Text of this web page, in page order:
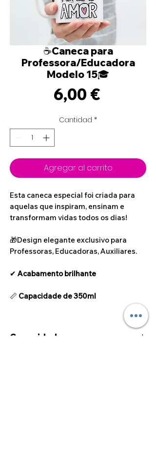
☕Caneca para
Professora/Educadora
Modelo 15🎓
6,00 €Precio
Cantidad *
Agregar al carrito
Esta caneca especial foi criada para
aquelas que inspiram, ensinam e
transformam vidas todos os dias!
🎁Design elegante exclusivo para
Professoras, Educadoras, Auxiliares.
✔ Acabamento brilhante
📏 Capacidade de 350ml
Capacidade